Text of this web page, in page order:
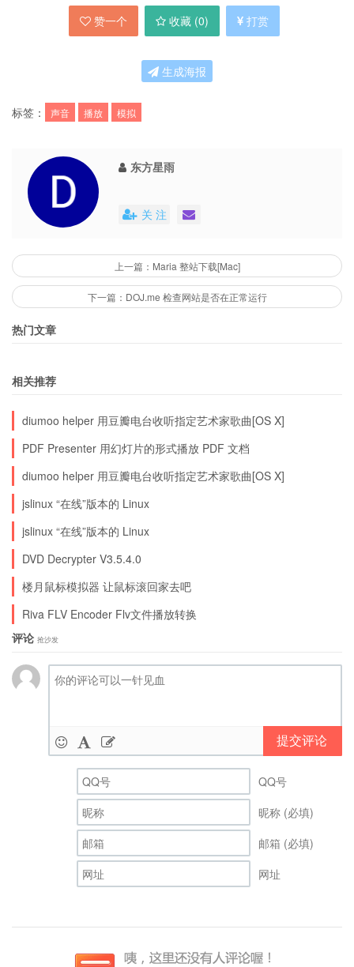
本了（21 天免费使用）。所以捏，我在想，如果
能把它的声音效果提取出来的话，用播放器单曲循
环不就完事了。弄那么多华丽的烂效果做什么？
经过我的勘察，发现其 bin 文件夹里有一堆 isx 文
题，把它们全部转换成了 MP3 提供给大家下载。
想听听效果如何？试试播放这首 Ocean
声音下载（3.97MB）：官方网站|来自小众|easy-
share|FileFlyer|DivShare|新浪
赞一个 收藏 (0) 打赏
生成海报
标签： 声音 播放 模拟
东方星雨
关 注
上一篇：Maria 整站下载[Mac]
下一篇：DOJ.me 检查网站是否在正常运行
热门文章
相关推荐
diumoo helper 用豆瓣电台收听指定艺术家歌曲[OS X]
PDF Presenter 用幻灯片的形式播放 PDF 文档
diumoo helper 用豆瓣电台收听指定艺术家歌曲[OS X]
jslinux “在线”版本的 Linux
jslinux “在线”版本的 Linux
DVD Decrypter V3.5.4.0
楼月鼠标模拟器 让鼠标滚回家去吧
Riva FLV Encoder Flv文件播放转换
评论 抢沙发
提交评论
QQ号
昵称 (必填)
邮箱 (必填)
网址